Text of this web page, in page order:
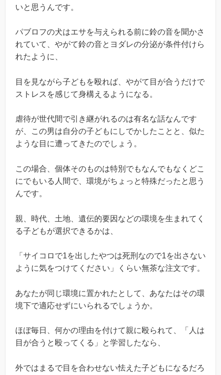
いと思うんです。
パブロフの犬はエサを与えられる前に鈴の音を聞かさ
れていて、やがて鈴の音とヨダレの分泌が条件付けら
れたように、
目を見ながら子どもを殴れば、やがて目が合うだけで
ストレスを感じて身構えるようになる。
虐待が世代間で引き継がれるのは有名な話なんです
が、この男は自分の子どもにしでかしたことと、似た
ような目に遭ってきたのでしょう。
この場合、個体そのものは特別でもなんでもなくどこ
にでもいる人間で、環境がちょっと特殊だったと思う
んです。
親、時代、土地、遺伝的要因などの環境を生まれてく
る子どもが選択できるかは、
「サイコロで1を出したやつは死刑なので1を出さない
ように気をつけてください」くらい無茶な注文です。
あなたが同じ環境に置かれたとして、あなたはその環
境下で適応せずにいられるでしょうか。
ほぼ毎日、何かの理由を付けて親に殴られて、「人は
目が合うと殴ってくる」と学習したなら、
外ではまるで目を合わせない怯えた子どもになるだろ